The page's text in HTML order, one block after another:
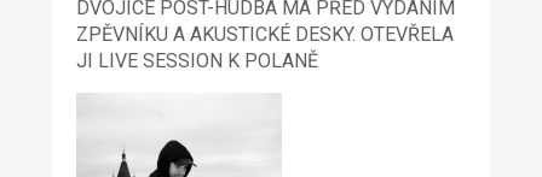
DVOJICE POST-HUDBA MÁ PŘED VYDÁNÍM
ZPĚVNÍKU A AKUSTICKÉ DESKY. OTEVŘELA
JI LIVE SESSION K POLANĚ